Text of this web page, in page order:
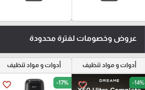
عروض وخصومات لفترة محدودة
أدوات و مواد تنظيف
favorite_border -14%
أدوات و مواد تنظيف
favorite_border -17%